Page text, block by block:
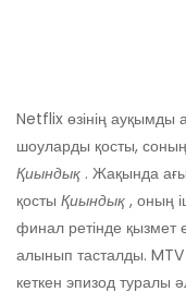
Netflix өзінің ауқымды
шоуларды қосты, соның
Қиындық . Жақында
қосты Қиындық , оның
финал ретінде
алынып тасталды.
кеткен эпизод туралы